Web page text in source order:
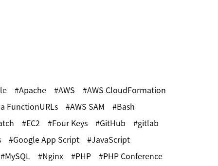
Apache AWS
AWS CloudFormation
FunctionURLs
AWS SAM
Bash
EC2 Four Keys GitHub
gitlab
Google App Script
JavaScript
MySQL
Nginx PHP
PHP Conference